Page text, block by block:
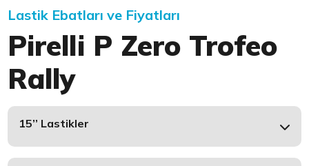
Lastik Ebatları ve Fiyatları
Pirelli P Zero Trofeo
Rally
15’’ Lastikler